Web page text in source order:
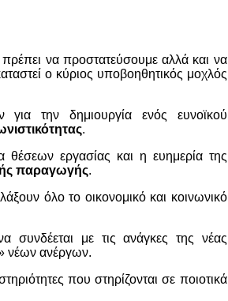
να προστατεύσουμε αλλά και να
ο κύριος υποβοηθητικός μοχλός
την δημιουργία ενός ευνοϊκού
.
θέσεων εργασίας και η ευημερία της
παραγωγής.
όλο το οικονομικό και κοινωνικό
συνδέεται με τις ανάγκες της νέας
νέων ανέργων.
που στηρίζονται σε ποιοτικά